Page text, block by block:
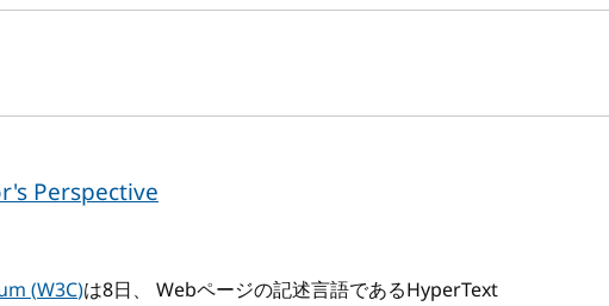
Perspective
(W3C)は8日、 Webページの記述言語であるHyperText